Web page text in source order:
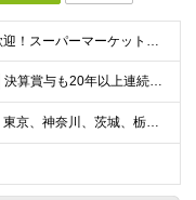
【生鮮・調理経験者歓迎！スーパーマーケット経験者は特に歓迎します◎】 ◆高卒以上 ◆いずれかのご経験をお持ちの方 ・スーパーの生鮮売場（鮮魚・精肉・青果）での勤務経験がある方 ・鮮魚専門店や精肉専門店
【賞与平均4.4ケ月分│決算賞与も20年以上連続で支給中！】 ◆月給：258,400円～418,000円＋残業代＋各種手当 ※給与は前職での経験、スキルを考慮し、決定します ※残業代は全額支給します
【埼玉、千葉、群馬、東京、神奈川、茨城、栃木の各店舗で積極採用中！U・Iターン歓迎】 【群馬県】 安中/伊勢崎/太田/桐生/高崎/館林/富岡/ 中之条/藤岡/前橋 【茨城県】 古河/取手/竜ヶ崎